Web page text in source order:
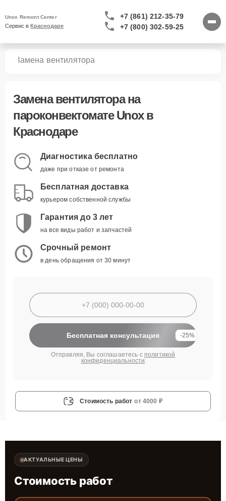
Unox Remont Center
Сервис в Краснодаре
+7 (861) 212-35-79
+7 (800) 302-59-25
Замена вентилятора
Замена вентиляторана
пароконвектомате Unox в
Краснодаре
Диагностика бесплатно
даже при отказе от ремонта
Бесплатная доставка
курьером собственной службы
Гарантия до 3 лет
на все виды работ и запчастей
Срочный ремонт
в день обращения от 30 минут
Бесплатная консультация -25%
Отправляя, Вы соглашаетесь с политикой
конфиденциальности
Стоимость работ от 4000 ₽
АКТУАЛЬНЫЕ ЦЕНЫ
Стоимость работ